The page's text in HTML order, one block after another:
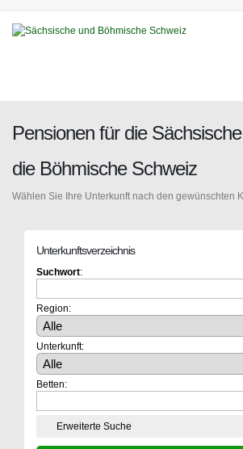
Pensionen für die
die Böhmische Schweiz
Wählen Sie Ihre Unterkunft nach den gewünschten
Unterkunftsverzeichnis
Suchwort:
Region:
Unterkunft:
Betten:
Erweiterte Suche